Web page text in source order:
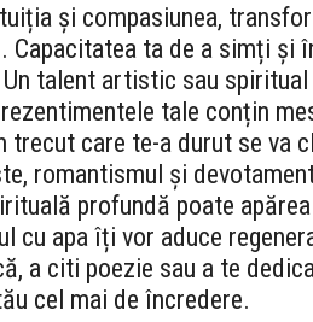
și compasiunea,
Capacitatea ta de a simți și
talent artistic sau
tale conțin
trecut care te-a durut se va
romantismul și
profundă poate
cu apa îți vor aduce
a citi poezie sau a te
cel mai de încredere.